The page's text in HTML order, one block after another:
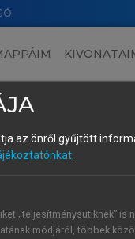
A kormányzati
partnerséget
az önről gyűjtött
.
„teljesítménysütiknek” is
módjáról, többek